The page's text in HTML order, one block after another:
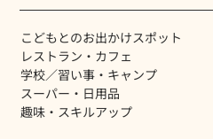
​こどもとのお出かけスポット
レストラン・カフェ
学校／習い事・キャンプ
スーパー・日用品
趣味・スキルアップ